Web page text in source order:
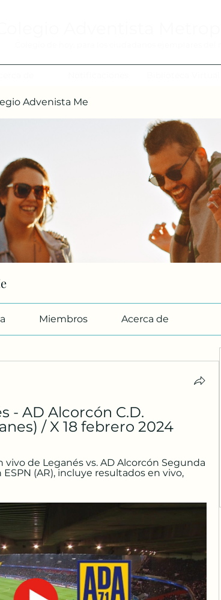
Advenista Me
Miembros Acerca de
- AD Alcorcón C.D.
/ X 18 febrero 2024
de Leganés vs. AD Alcorcón Segunda
(AR), incluye resultados en vivo,